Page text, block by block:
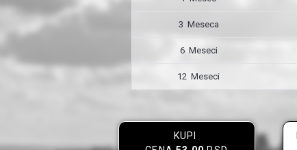
3 Meseca
6 Meseci
12 Meseci
KUPI